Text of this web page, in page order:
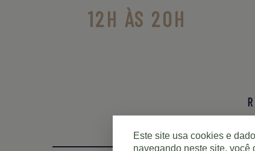
Este site usa cookies e
navegando neste site, você
12H ÀS 20H